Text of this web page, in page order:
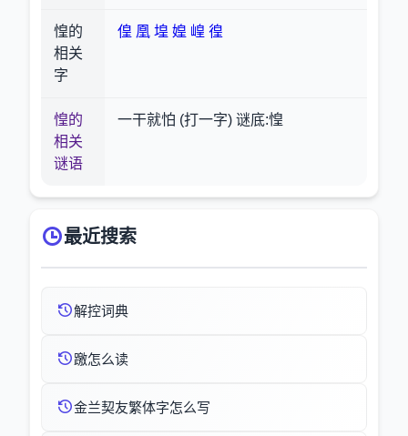
惶的
相关
字
偟 凰 堭 媓 崲 徨
惶的
相关
谜语
一干就怕 (打一字) 谜底:惶
最近搜索
解控词典
躈怎么读
金兰契友繁体字怎么写